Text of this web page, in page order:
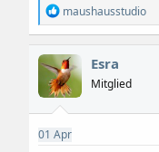
R
e
a
k
t
i
o
n
n
maushausstudio
Esra
Mitglied
01 Apr